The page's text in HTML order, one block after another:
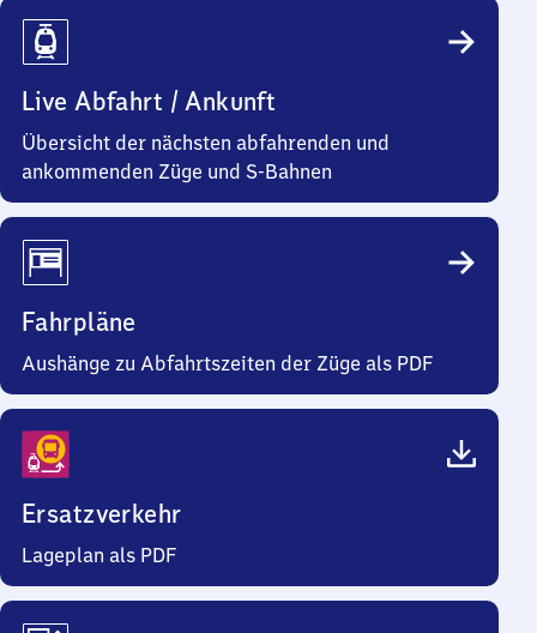
Reiseinfos
Live Abfahrt / Ankunft
Übersicht der nächsten abfahrenden und
ankommenden Züge und S-Bahnen
Fahrpläne
Aushänge zu Abfahrtszeiten der Züge als PDF
Ersatzverkehr
Lageplan als PDF